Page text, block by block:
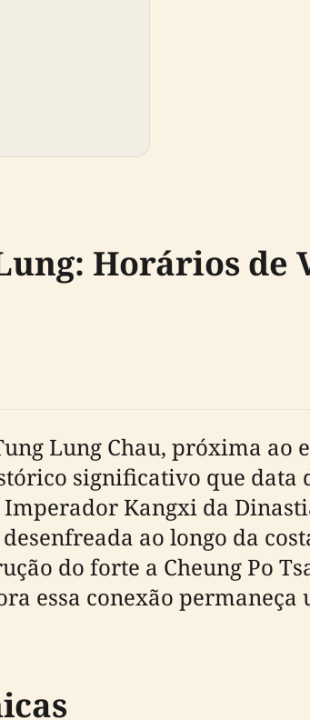
Horários de
Lung Chau, próxima ao
significativo que data
Kangxi da
ao longo da
do forte a Cheung Po
essa conexão permaneça